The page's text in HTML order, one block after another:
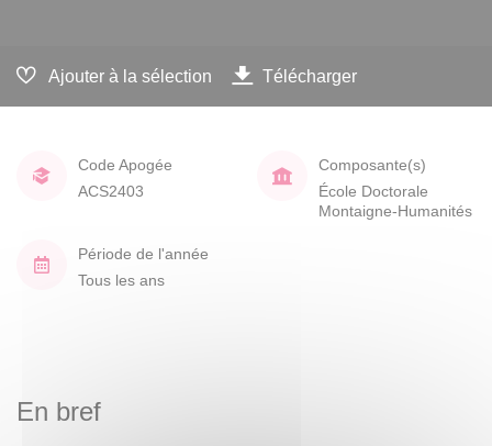
Ajouter à la sélection Télécharger
Code Apogée
ACS2403
Composante(s)
École Doctorale
Montaigne-Humanités
Période de l'année
Tous les ans
En bref